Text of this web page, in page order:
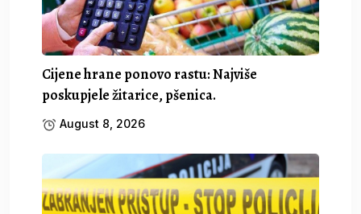
Cijene hrane ponovo rastu: Najviše
poskupjele žitarice, pšenica.
August 8, 2026